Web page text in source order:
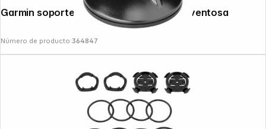
Garmin soporte de coche universal con ventosa
Número de producto:364847